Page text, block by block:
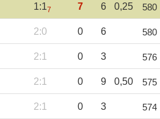
1:17 7 6 0,25 580
2:0 0 6 580
2:1 0 3 576
2:1 0 9 0,50 575
2:1 0 3 574